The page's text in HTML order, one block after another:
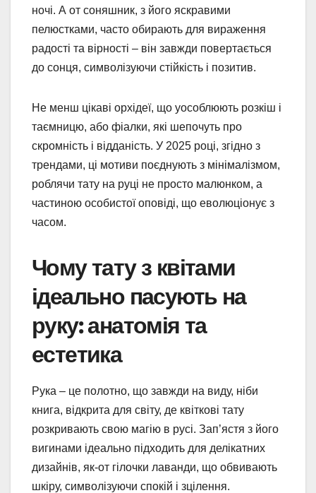
ночі. А от соняшник, з його яскравими
пелюстками, часто обирають для вираження
радості та вірності – він завжди повертається
до сонця, символізуючи стійкість і позитив.
Не менш цікаві орхідеї, що уособлюють розкіш і
таємницю, або фіалки, які шепочуть про
скромність і відданість. У 2025 році, згідно з
трендами, ці мотиви поєднують з мінімалізмом,
роблячи тату на руці не просто малюнком, а
частиною особистої оповіді, що еволюціонує з
часом.
Чому тату з квітами
ідеально пасують на
руку: анатомія та
естетика
Рука – це полотно, що завжди на виду, ніби
книга, відкрита для світу, де квіткові тату
розкривають свою магію в русі. Зап’ястя з його
вигинами ідеально підходить для делікатних
дизайнів, як-от гілочки лаванди, що обвивають
шкіру, символізуючи спокій і зцілення.